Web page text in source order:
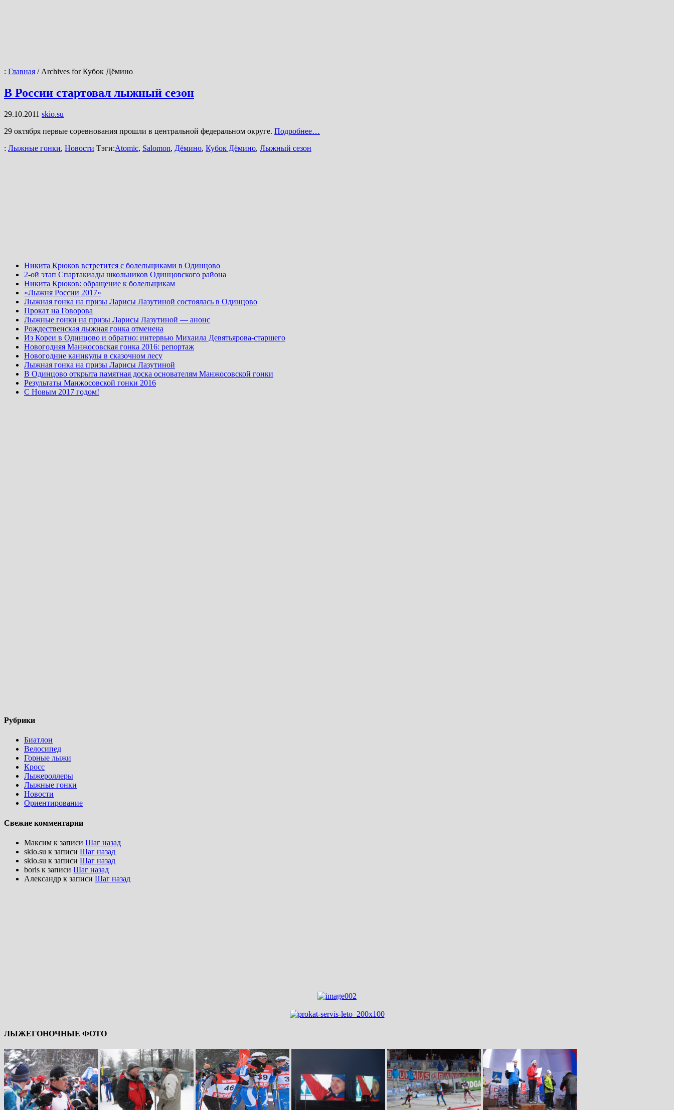
: Главная /Archives for Кубок Дёмино
В России стартовал лыжный сезон
29.10.2011 skio.su
29 октября первые соревнования прошли в центральной федеральном округе. Подробнее…
: Лыжные гонки, Новости Тэги:Atomic, Salomon, Дёмино, Кубок Дёмино, Лыжный сезон
Никита Крюков встретится с болельщиками в Одинцово
2-ой этап Спартакиады школьников Одинцовского района
Никита Крюков: обращение к болельщикам
«Лыжня России 2017»
Лыжная гонка на призы Ларисы Лазутиной состоялась в Одинцово
Прокат на Говорова
Лыжные гонки на призы Ларисы Лазутиной — анонс
Рождественская лыжная гонка отменена
Из Кореи в Одинцово и обратно: интервью Михаила Девятьярова-старшего
Новогодняя Манжосовская гонка 2016: репортаж
Новогодние каникулы в сказочном лесу
Лыжная гонка на призы Ларисы Лазутиной
В Одинцово открыта памятная доска основателям Манжосовской гонки
Результаты Манжосовской гонки 2016
С Новым 2017 годом!
Рубрики
Биатлон
Велосипед
Горные лыжи
Кросс
Лыжероллеры
Лыжные гонки
Новости
Ориентирование
Свежие комментарии
Максим к записи Шаг назад
skio.su к записи Шаг назад
skio.su к записи Шаг назад
boris к записи Шаг назад
Александр к записи Шаг назад
ЛЫЖЕГОНОЧНЫЕ ФОТО